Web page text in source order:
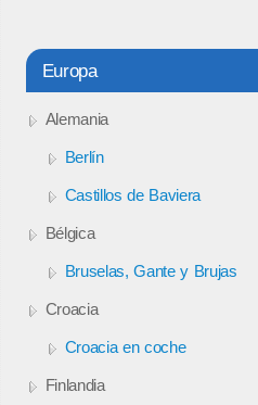
Europa
Alemania
Berlín
Castillos de Baviera
Bélgica
Bruselas, Gante y Brujas
Croacia
Croacia en coche
Finlandia